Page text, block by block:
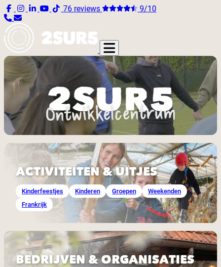
76 reviews 9/10
ACTIVITEITEN & UITJES
Kinderfeestjes Kinderen Groepen
Weekenden
Frankrijk
BEDRIJVEN & ORGANISATIES